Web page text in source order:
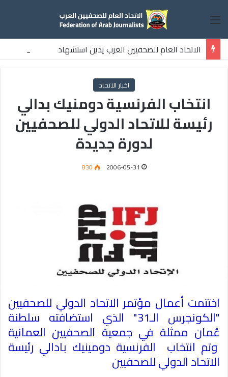
القائمة
الاتحاد العام للصحفيين العرب يدين استشهاد
ثلاثة صحفيين فلسطينيين باستهداف إسرائيلي وسط قطاع غزة
اخبار الاتحاد
انتخاب الفرنسية دومنيك بدالي
رئيسة للاتحاد الدولي للصحفيين
لدورة جديدة
2006-05-31
830
اختتمت أعمال مؤتمر الاتحاد الدولي للصحفيين
"الكونجرس الـ31" الذي استضافته سلطنة
عُمان ممثلة في جمعية الصحفيين العمانية
وتم انتخاب الفرنسية دومينيك بادالي رئيسة
الاتحاد الدولي للصحفيين